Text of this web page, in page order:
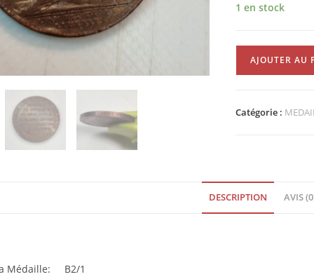
1 en stock
SOLS
1791
AJOUTER AU
Catégorie :
DESCRIPTION AVIS
Médaille: B2/1